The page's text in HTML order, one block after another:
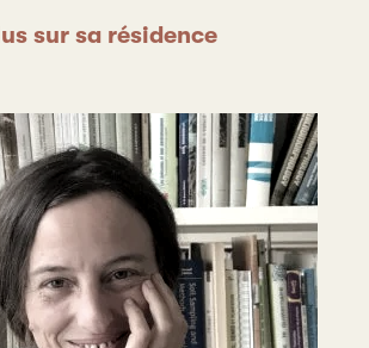
sur sa résidence